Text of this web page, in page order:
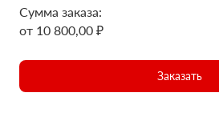
Сумма заказа:
от 10 800,00 ₽
Заказать